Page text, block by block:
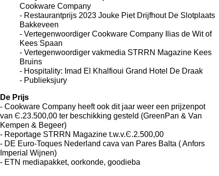
Cookware Company
- Restaurantprijs 2023 Jouke Piet Drijfhout De Slotplaats
Bakkeveen
- Vertegenwoordiger Cookware Company Ilias de Wit of
Kees Spaan
- Vertegenwoordiger vakmedia STRRN Magazine Kees
Bruins
- Hospitality: Imad El Khalfioui Grand Hotel De Draak
- Publieksjury
De Prijs
- Cookware Company heeft ook dit jaar weer een prijzenpot
van Є.23.500,00 ter beschikking gesteld (GreenPan & Van
Kempen & Begeer)
- Reportage STRRN Magazine t.w.v.Є.2.500,00
- DE Euro-Toques Nederland cava van Pares Balta ( Anfors
Imperial Wijnen)
- ETN mediapakket, oorkonde, goodieba